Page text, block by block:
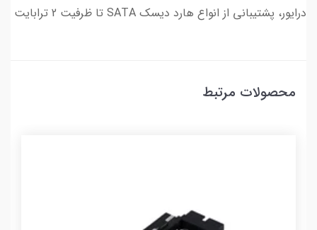
درایور، پشتیبانی از انواع هارد دیسک SATA تا ظرفیت 2 ترابایت
محصولات مرتبط